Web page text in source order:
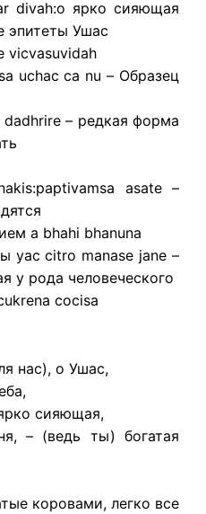
divah:о ярко сияющая
эпитеты Ушас
vicvasuvidah
uchac ca nu – Образец
– редкая форма
asate –
a bhahi bhanuna
yac citro manase jane –
у рода человеческого
cocisa
нас), о Ушас,
сияющая,
– (ведь ты) богатая
коровами, легко все